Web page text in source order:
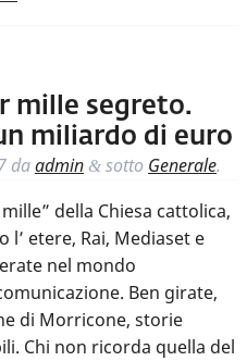
mille segreto.
miliardo di euro
daadmin & sotto Generale.
della Chiesa cattolica,
etere, Rai, Mediaset e
nel mondo
Ben girate,
di Morricone, storie
Chi non ricorda quella del